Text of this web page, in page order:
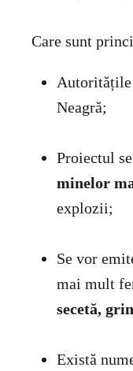
Care sunt
Autoritățile
Neagră;
Proiectul
minelor
explozii;
Se vor
mai mult
secetă,
Există